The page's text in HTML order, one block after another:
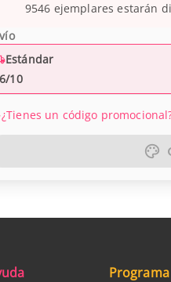
9546 ejemplares estarán
Estándar
10
¿Tienes un código